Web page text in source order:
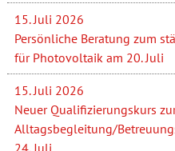
15. Juli 2026
Persönliche Beratung zum
für Photovoltaik am 20. Juli
15. Juli 2026
Neuer Qualifizierungskurs
Alltagsbegleitung/
24. Juli